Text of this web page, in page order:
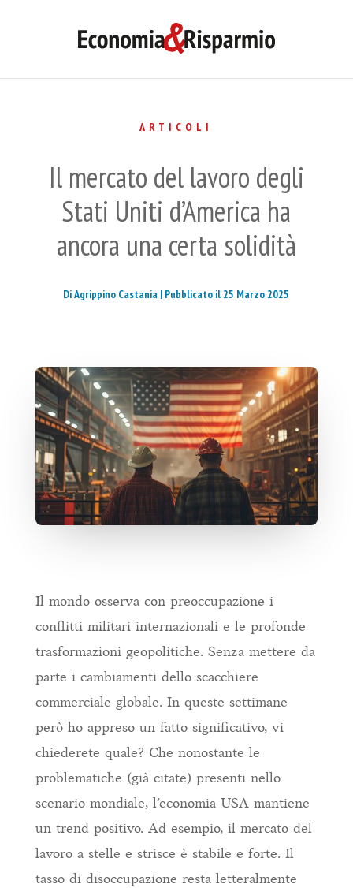
ARTICOLI
Il mercato del lavoro degli
Stati Uniti d’America ha
ancora una certa solidità
Di Agrippino Castania | Pubblicato il 25 Marzo 2025
Il mondo osserva con preoccupazione i
conflitti militari internazionali e le profonde
trasformazioni geopolitiche. Senza mettere da
parte i cambiamenti dello scacchiere
commerciale globale. In queste settimane
però ho appreso un fatto significativo, vi
chiederete quale? Che nonostante le
problematiche (già citate) presenti nello
scenario mondiale, l’economia USA mantiene
un trend positivo. Ad esempio, il mercato del
lavoro a stelle e strisce è stabile e forte. Il
tasso di disoccupazione resta letteralmente